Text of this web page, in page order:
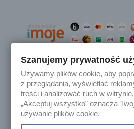
Produkty
Nasza firma
Szanujemy prywatność
Używamy plików cookie, aby
z przeglądania, wyświetlać
treści i analizować ruch w
„Akceptuj wszystko” oznacza
używanie plików cookie.